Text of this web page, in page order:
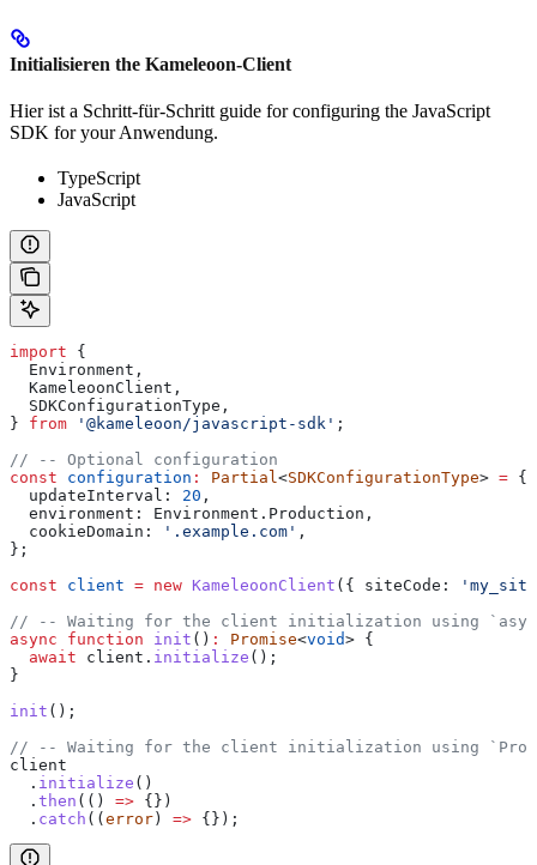
Initialisieren the Kameleoon-Client
Hier ist a Schritt-für-Schritt guide for configuring the JavaScript
SDK for your Anwendung.
TypeScript
JavaScript
import {
  Environment
,
  KameleoonClient
,
  SDKConfigurationType
,
} from '@kameleoon/javascript-sdk' ;
// -- Optional configuration
const configuration : Partial<SDKConfigurationType> = {
  updateInterval:
20 ,
  environment:
Environment . Production ,
  cookieDomain:
'.example.com' ,
};
const client = new KameleoonClient ({ siteCode:
// -- Waiting for the client initialization using
async function init () : Promise<void> {
  await
client . initialize ();
}
init ();
// -- Waiting for the client initialization using
client
  .
initialize ()
  .
then (() => {})
  .
catch (( error ) => {});